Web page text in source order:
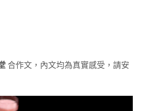
合作文，內文均為真實感受，請安